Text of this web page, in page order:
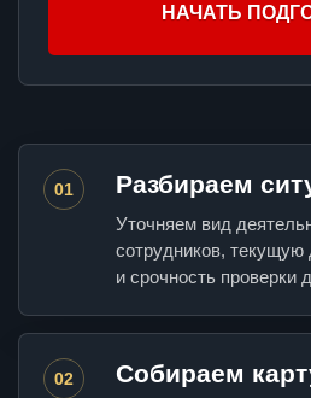
НАЧАТЬ
01 Разбираем
Уточняем вид
сотрудников,
и срочность
02 Собираем